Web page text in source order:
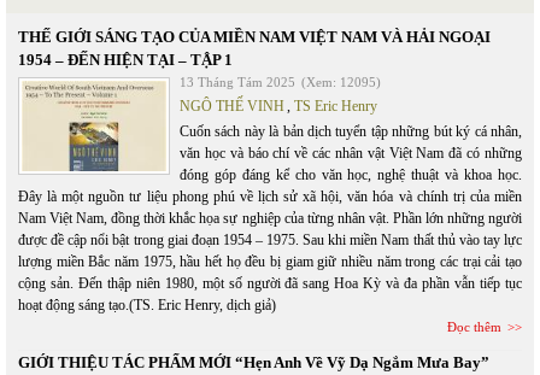
THẾ GIỚI SÁNG TẠO CỦA MIỀN NAM VIỆT NAM VÀ HẢI NGOẠI
1954 – ĐẾN HIỆN TẠI – TẬP 1
13 Tháng Tám 2025 (Xem: 12095)
NGÔ THẾ VINH TS Eric Henry
Cuốn sách này là bản dịch tuyển tập những bút ký cá nhân,
văn học và báo chí về các nhân vật Việt Nam đã có những
đóng góp đáng kể cho văn học, nghệ thuật và khoa học.
Đây là một nguồn tư liệu phong phú về lịch sử xã hội, văn hóa và chính trị của miền
Nam Việt Nam, đồng thời khắc họa sự nghiệp của từng nhân vật. Phần lớn những người
được đề cập nổi bật trong giai đoạn 1954 – 1975. Sau khi miền Nam thất thủ vào tay lực
lượng miền Bắc năm 1975, hầu hết họ đều bị giam giữ nhiều năm trong các trại cải tạo
cộng sản. Đến thập niên 1980, một số người đã sang Hoa Kỳ và đa phần vẫn tiếp tục
hoạt động sáng tạo.(TS. Eric Henry, dịch giả)
Đọc thêm
GIỚI THIỆU TÁC PHẨM MỚI “Hẹn Anh Về Vỹ Dạ Ngắm Mưa Bay”